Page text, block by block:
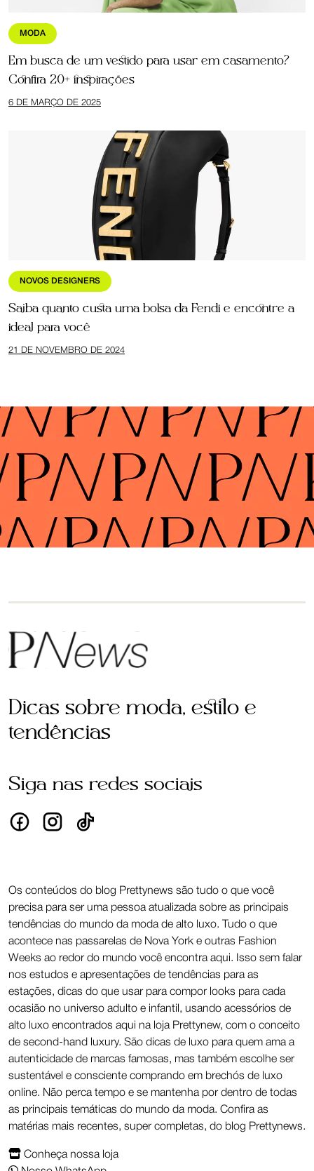
MODA
Em busca de um vestido para usar em casamento?
Confira 20+ inspirações
6 DE MARÇO DE 2025
NOVOS DESIGNERS
Saiba quanto custa uma bolsa da Fendi e encontre a
ideal para você
21 DE NOVEMBRO DE 2024
Dicas sobre moda, estilo e
tendências
Siga nas redes sociais
Os conteúdos do blog Prettynews são tudo o que você
precisa para ser uma pessoa atualizada sobre as principais
tendências do mundo da moda de alto luxo. Tudo o que
acontece nas passarelas de Nova York e outras Fashion
Weeks ao redor do mundo você encontra aqui. Isso sem falar
nos estudos e apresentações de tendências para as
estações, dicas do que usar para compor looks para cada
ocasião no universo adulto e infantil, usando acessórios de
alto luxo encontrados aqui na loja Prettynew, com o conceito
de second-hand luxury. São dicas de luxo para quem ama a
autenticidade de marcas famosas, mas também escolhe ser
sustentável e consciente comprando em brechós de luxo
online. Não perca tempo e se mantenha por dentro de todas
as principais temáticas do mundo da moda. Confira as
matérias mais recentes, super completas, do blog Prettynews.
Conheça nossa loja